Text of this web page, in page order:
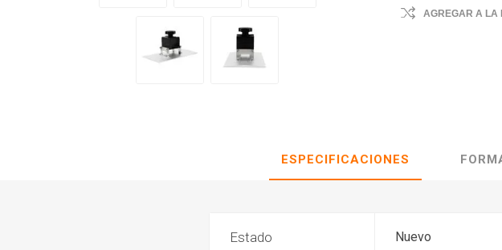
AGREGAR A LA
ESPECIFICACIONES
Estado Nuevo